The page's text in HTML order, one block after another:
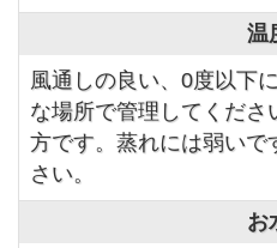
温
風通しの良い、0度以下
な場所で管理してくだ
方です。蒸れには弱いで
さい。
お